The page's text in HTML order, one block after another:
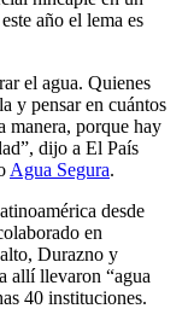
año el lema es
el agua. Quienes
y pensar en cuántos
manera, porque hay
dijo a El País
Agua Segura.
desde
en
Durazno y
allí llevaron “agua
40 instituciones.